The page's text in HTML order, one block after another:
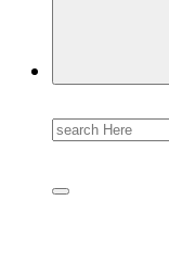
Search
for: